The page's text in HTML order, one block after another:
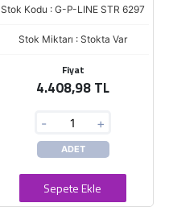
Stok Kodu : G-P-LINE STR 6297
Stok Miktarı : Stokta Var
Fiyat
4.408,98 TL
- +
ADET
Sepete Ekle